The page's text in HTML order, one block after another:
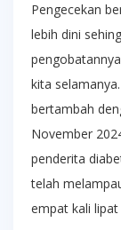
Pengecekan
lebih dini
kita
bertambah
November
penderita
telah
empat kali